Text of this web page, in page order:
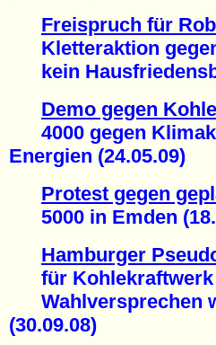
Freispruch für
Kletteraktion
kein
Demo gegen
4000 gegen
Energien (24.05.09)
Protest gegen
5000 in Emden
Hamburger
für Kohlekraftwerk
Wahlversprechen
(30.09.08)